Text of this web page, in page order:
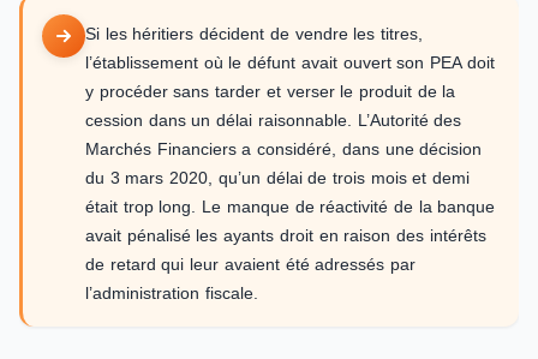
Si les héritiers décident de vendre les titres,
l’établissement où le défunt avait ouvert son PEA doit
y procéder sans tarder et verser le produit de la
cession dans un délai raisonnable. L’Autorité des
Marchés Financiers a considéré, dans une décision
du 3 mars 2020, qu’un délai de trois mois et demi
était trop long. Le manque de réactivité de la banque
avait pénalisé les ayants droit en raison des intérêts
de retard qui leur avaient été adressés par
l’administration fiscale.